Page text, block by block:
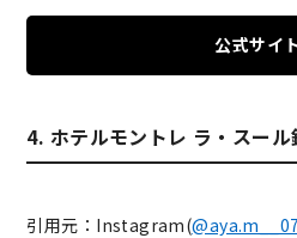
公式サイ
4. ホテルモントレ ラ・スール
引用元：Instagram(